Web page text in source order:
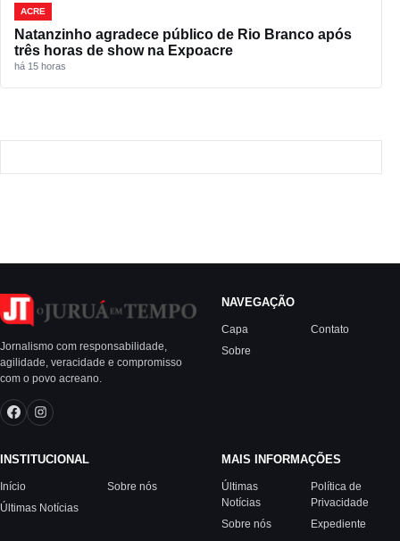
ACRE
Natanzinho agradece público de Rio Branco após
três horas de show na Expoacre
há 15 horas
Jornalismo com responsabilidade,
agilidade, veracidade e compromisso
com o povo acreano.
NAVEGAÇÃO
Capa
Sobre
Contato
INSTITUCIONAL
Início
Últimas Notícias
Sobre nós
MAIS INFORMAÇÕES
Últimas
Notícias
Sobre nós
Política de
Privacidade
Expediente